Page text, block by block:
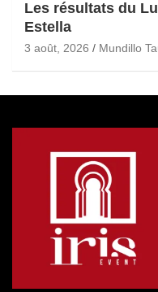
Les résultats du
Estella
3 août, 2026 Mundillo